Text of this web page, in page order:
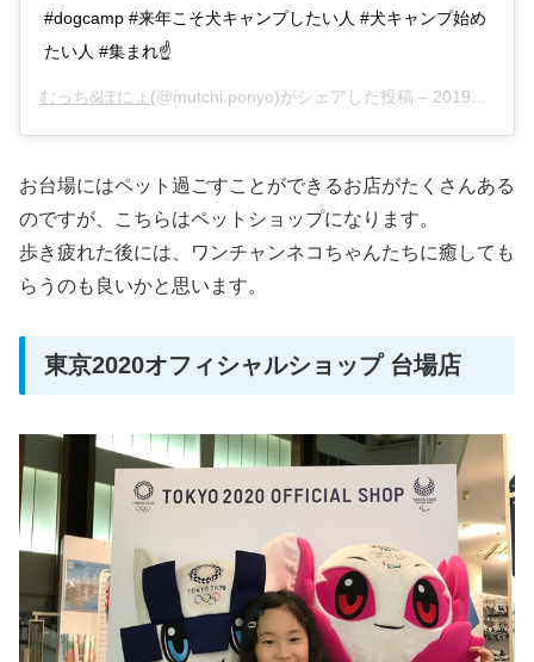
#dogcamp #来年こそ犬キャンプしたい人 #犬キャンプ始め
たい人 #集まれ☝️
むっち&ぽにょ (@mutchi.ponyo)がシェアした投稿 – 2019年12月月3日午前3時26分PST
お台場にはペット過ごすことができるお店がたくさんある
のですが、こちらはペットショップになります。
歩き疲れた後には、ワンチャンネコちゃんたちに癒しても
らうのも良いかと思います。
東京2020オフィシャルショップ 台場店